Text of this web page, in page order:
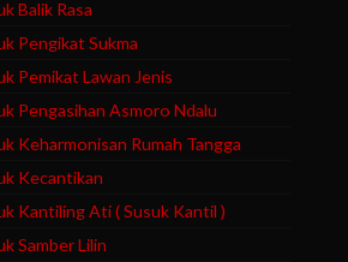
Balik Rasa
Pengikat Sukma
Pemikat Lawan Jenis
Pengasihan Asmoro Ndalu
Keharmonisan Rumah Tangga
Kecantikan
Kantiling Ati ( Susuk Kantil )
Samber Lilin